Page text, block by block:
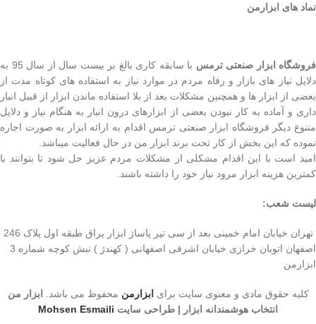
نماد های ابزارمن
فروشگاه ابزار صنعتی ترمس
با سابقه کاری بالغ بر بیست سال از سال 95 به
دلایل نیاز های بازار و رفاه مردم در موارد نیاز به استفاده های کوتاه مدت از
بعضی از ابزار ها و همچنین مشکلات بعد از بلا استفاده ماندن ابزار از قبیل انبار
داری و آماده به کار نبودن بعضی از ابزارهای درون انبار به هنگام نیاز و دلایل
متنوع دیگر فروشگاه ابزار صنعتی ترمس اقدام به ارائه ابزار به صورت اجاره
نموده که این بخش از کار تحت برند ابزار من در حال فعالیت میباشد.
امید است با این اقدام مشکلی از مشکلات مردم عزیز حل شود تا بتوانند با
کمترین هزینه ابزار مرود نیاز خود را داشته باشند.
لیست شعب:
تهران خیابان امام خمینی بعد از سی تیر پاساژ ابزار یراق طبقه اول پلاک 246
اصفهان اتوبان خرازی خیابان اشرفی اصفهانی ( کهندژ ) نبش کوچه شماره 3
ابزارمن
کلیه حقوق مادی و معنوی سایت برای ابزارمن محفوظ می‌ باشد.
ابزار من
انتخاب هوشمندانه ابزار | طراحی سایت Mohsen Esmaili